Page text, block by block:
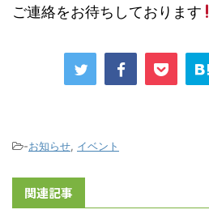
ご連絡をお待ちしております
-お知らせ, イベント
関連記事